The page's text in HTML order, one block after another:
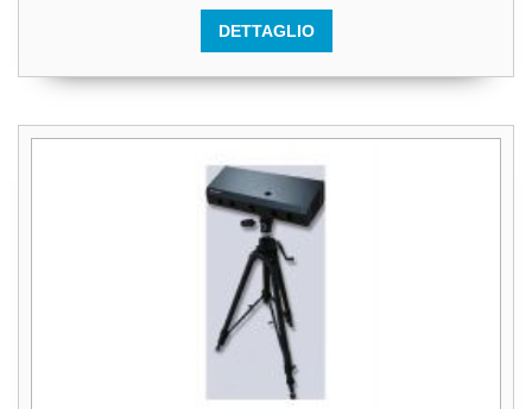
DETTAGLIO